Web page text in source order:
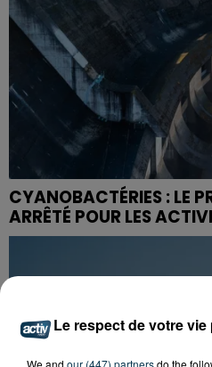
CYANOBACTÉRIES : LE
ARRÊTÉ POUR LES
Le respect de votre
We and our (447) partnersdo the